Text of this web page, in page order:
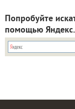
Попробуйте
помощью